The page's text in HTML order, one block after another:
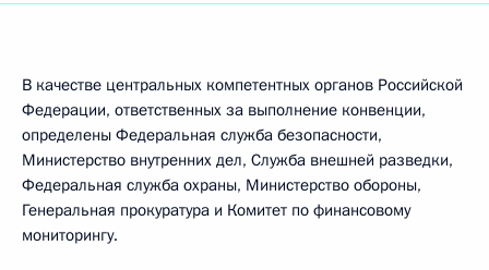
В качестве центральных компетентных органов Российской
Федерации, ответственных за выполнение конвенции,
определены Федеральная служба безопасности,
Министерство внутренних дел, Служба внешней разведки,
Федеральная служба охраны, Министерство обороны,
Генеральная прокуратура и Комитет по финансовому
мониторингу.